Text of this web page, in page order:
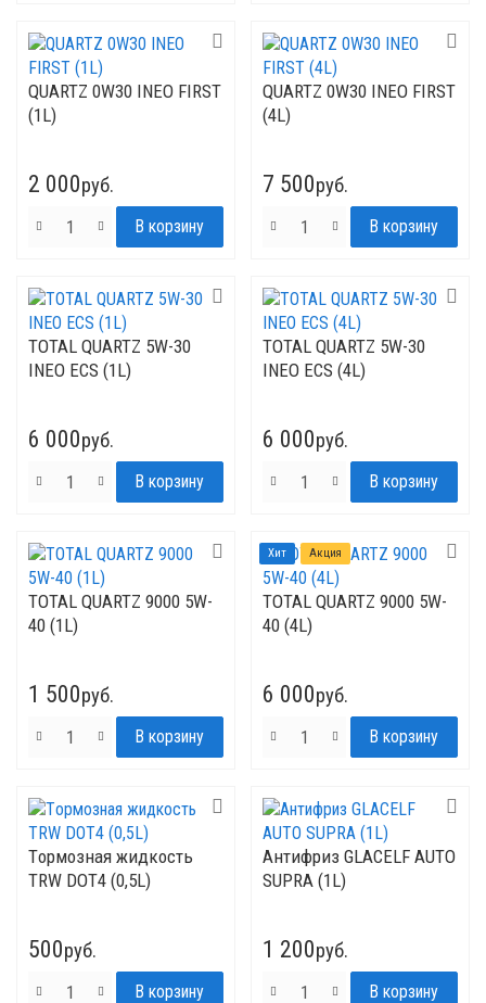
QUARTZ 0W30 INEO FIRST
(1L)
2 000руб.
QUARTZ 0W30 INEO FIRST
(4L)
7 500руб.
TOTAL QUARTZ 5W-30
INEO ECS (1L)
6 000руб.
TOTAL QUARTZ 5W-30
INEO ECS (4L)
6 000руб.
TOTAL QUARTZ 9000 5W-
40 (1L)
1 500руб.
Хит Акция
TOTAL QUARTZ 9000 5W-
40 (4L)
6 000руб.
Tормозная жидкость
TRW DOT4 (0,5L)
500руб.
Антифриз GLACELF AUTO
SUPRA (1L)
1 200руб.